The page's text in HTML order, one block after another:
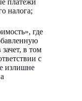
платежи
налога;
где
в том
с
излишне